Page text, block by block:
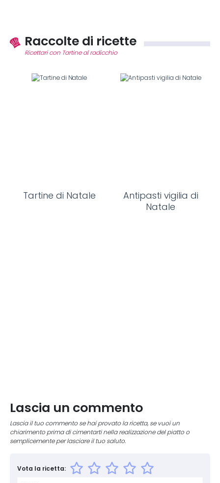
Raccolte di ricette
Ricettari con Tartine al radicchio
Tartine di Natale
Antipasti vigilia di
Natale
Lascia un commento
Lascia il tuo commento se hai provato la ricetta, se vuoi un
chiarimento prima di cimentarti nella realizzazione del piatto o
semplicemente per lasciare il tuo saluto.
Vota la ricetta: